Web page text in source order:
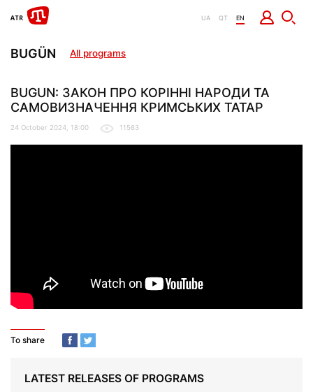
UA QT EN
BUGÜN All programs
BUGUN: ЗАКОН ПРО КОРІННІ НАРОДИ ТА
САМОВИЗНАЧЕННЯ КРИМСЬКИХ ТАТАР
24 October 2024, 18:00 11563
To share
LATEST RELEASES OF PROGRAMS